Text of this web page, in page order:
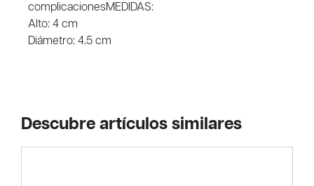
complicacionesMEDIDAS:
Alto: 4 cm
Diámetro: 4.5 cm
Descubre artículos similares